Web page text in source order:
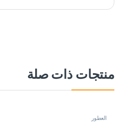
منتجات ذات صلة
العطور